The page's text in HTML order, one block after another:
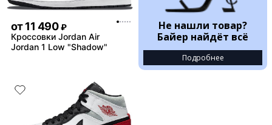
от11 490 ₽
Кроссовки Jordan Air
Jordan 1 Low "Shadow"
Не нашли товар?
Байер найдёт всё
Подробнее